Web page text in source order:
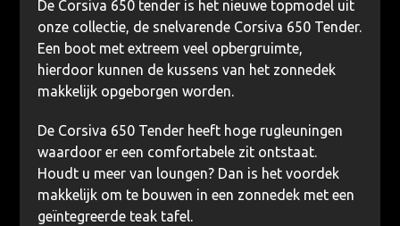
De Corsiva 650 tender is het nieuwe topmodel uit
onze collectie, de snelvarende Corsiva 650 Tender.
Een boot met extreem veel opbergruimte,
hierdoor kunnen de kussens van het zonnedek
makkelijk opgeborgen worden.
De Corsiva 650 Tender heeft hoge rugleuningen
waardoor er een comfortabele zit ontstaat.
Houdt u meer van loungen? Dan is het voordek
makkelijk om te bouwen in een zonnedek met een
geïntegreerde teak tafel.